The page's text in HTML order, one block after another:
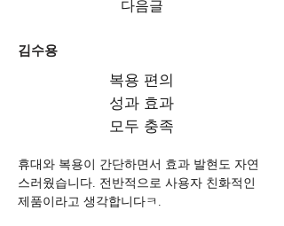
다음글
김수용
복용 편의
성과 효과
모두 충족
휴대와 복용이 간단하면서 효과 발현도 자연
스러웠습니다. 전반적으로 사용자 친화적인
제품이라고 생각합니다ㅋ.